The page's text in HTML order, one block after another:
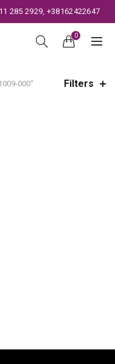
285 2929, +38162422647
0
000“ Filters